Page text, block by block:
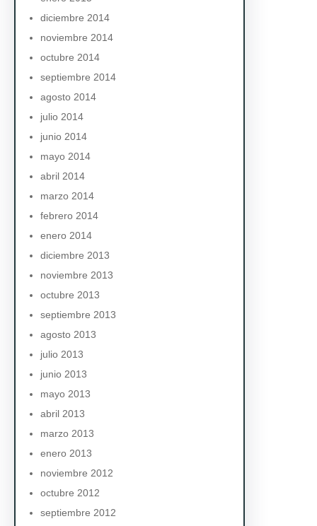
diciembre 2014
noviembre 2014
octubre 2014
septiembre 2014
agosto 2014
julio 2014
junio 2014
mayo 2014
abril 2014
marzo 2014
febrero 2014
enero 2014
diciembre 2013
noviembre 2013
octubre 2013
septiembre 2013
agosto 2013
julio 2013
junio 2013
mayo 2013
abril 2013
marzo 2013
enero 2013
noviembre 2012
octubre 2012
septiembre 2012